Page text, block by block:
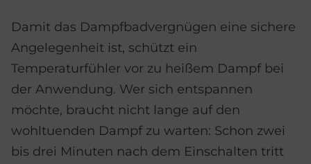
Damit das Dampfbadvergnügen eine sichere
Angelegenheit ist, schützt ein
Temperaturfühler vor zu heißem Dampf bei
der Anwendung. Wer sich entspannen
möchte, braucht nicht lange auf den
wohltuenden Dampf zu warten: Schon zwei
bis drei Minuten nach dem Einschalten tritt